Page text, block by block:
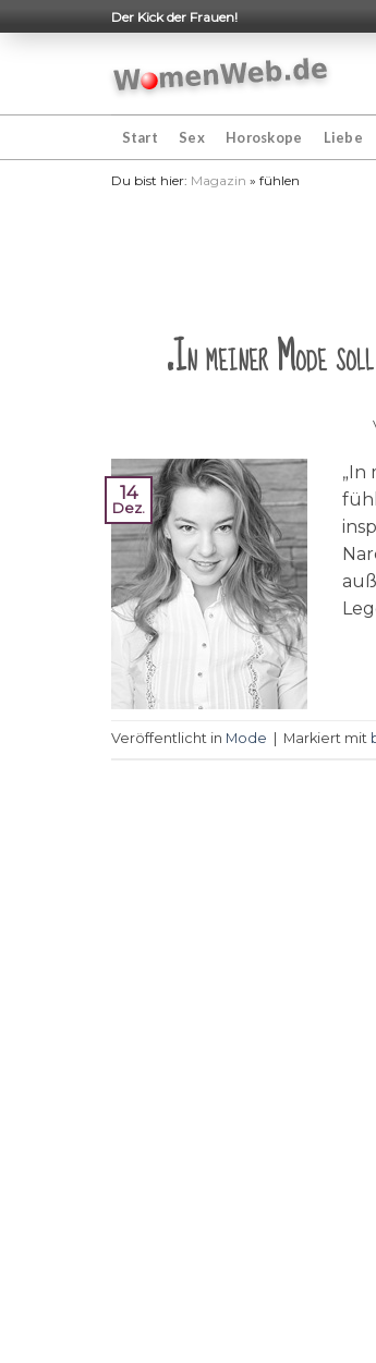
to
Der Kick der Frauen!
Start Sex Horoskope Liebe
Du bist hier: Magazin » fühlen
„In meiner Mode
14
Dez.
„In
Veröffentlicht in Mode Markiert mit